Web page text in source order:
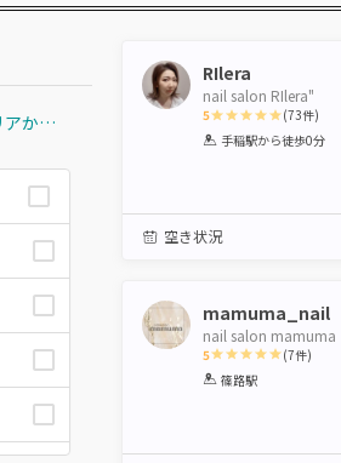
北海道・東北/北海道/エリアから選ぶ/北海道その他
RIlera
nail salon RIlera"
5
1 2 3 4 5
(73件)
手稲駅から徒歩0分
空き状況
mamuma_nail
nail salon mamuma
5
1 2 3 4
(7件)
篠路駅